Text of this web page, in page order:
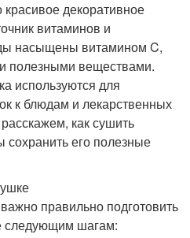
декоративное
витаминов и
насыщены витамином C,
полезными веществами.
используются для
к блюдам и лекарственных
как сушить
сохранить его полезные
правильно подготовить
следующим шагам: